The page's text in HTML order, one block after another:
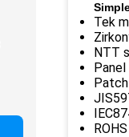
Tek
NTT
Panel